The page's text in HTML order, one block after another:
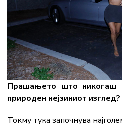
Прашањето што никогаш
природен нејзиниот изглед?
Токму тука започнува